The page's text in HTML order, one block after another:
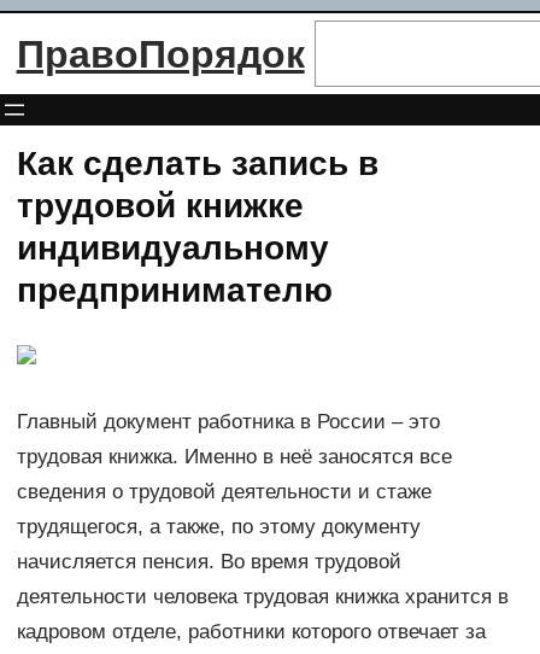
Перейти
ПравоПорядок
Как сделать запись в
трудовой книжке
индивидуальному
предпринимателю
Главный документ работника в России – это
трудовая книжка. Именно в неё заносятся все
сведения о трудовой деятельности и стаже
трудящегося, а также, по этому документу
начисляется пенсия. Во время трудовой
деятельности человека трудовая книжка хранится в
кадровом отделе, работники которого отвечает за